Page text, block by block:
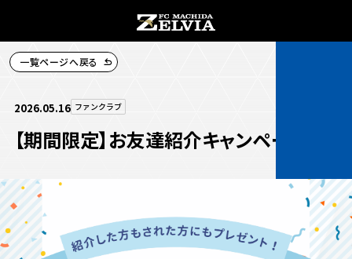
お知らせ
お知らせトップ
試合情報
一覧ページへ戻る
2026.05.16 ファンクラブ
【期間限定】お友達紹介キャンペーン